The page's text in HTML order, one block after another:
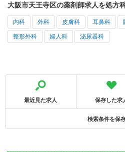
大阪市天王寺区の薬剤師求人を処方
内科 外科 皮膚科 耳鼻科
整形外科 婦人科 泌尿器科
最近見た求人 保存した求
検索条件を保